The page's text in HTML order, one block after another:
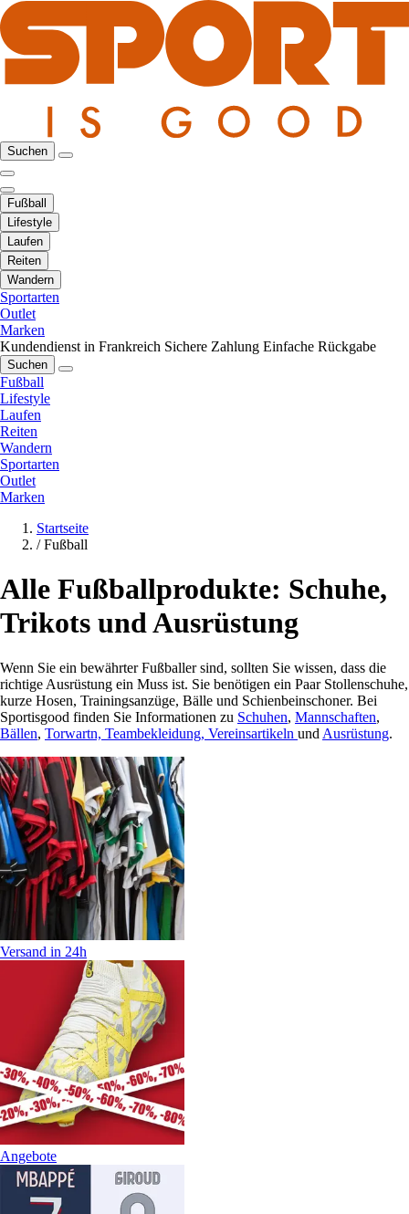
Suchen
Fußball
Lifestyle
Laufen
Reiten
Wandern
Sportarten
Outlet
Marken
Kundendienst in Frankreich Sichere Zahlung Einfache Rückgabe
Suchen
Fußball
Lifestyle
Laufen
Reiten
Wandern
Sportarten
Outlet
Marken
Startseite
/ Fußball
Alle Fußballprodukte: Schuhe,
Trikots und Ausrüstung
Wenn Sie ein bewährter Fußballer sind, sollten Sie wissen, dass die
richtige Ausrüstung ein Muss ist. Sie benötigen ein Paar Stollenschuhe,
kurze Hosen, Trainingsanzüge, Bälle und Schienbeinschoner. Bei
Sportisgood finden Sie Informationen zu Schuhen, Mannschaften,
Bällen, Torwartn, Teambekleidung, Vereinsartikeln und Ausrüstung.
Versand in 24h
Angebote